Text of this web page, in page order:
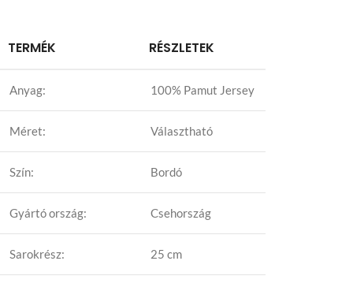
TERMÉK RÉSZLETEK
Anyag: 100% Pamut Jersey
Méret: Választható
Szín: Bordó
Gyártó ország: Csehország
Sarokrész: 25 cm